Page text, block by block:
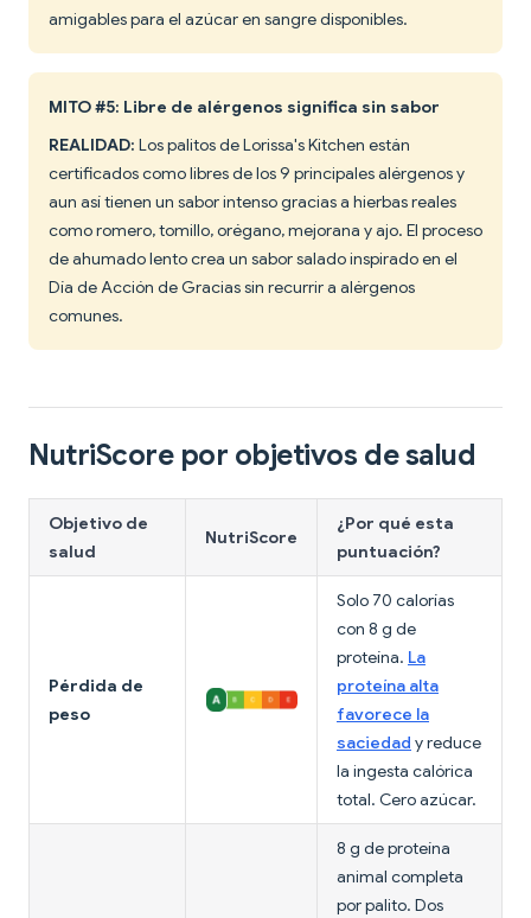
amigables para el azúcar en sangre disponibles.
MITO #5: Libre de alérgenos significa sin sabor
REALIDAD: Los palitos de Lorissa's Kitchen están
certificados como libres de los 9 principales alérgenos y
aun así tienen un sabor intenso gracias a hierbas reales
como romero, tomillo, orégano, mejorana y ajo. El proceso
de ahumado lento crea un sabor salado inspirado en el
Día de Acción de Gracias sin recurrir a alérgenos
comunes.
NutriScore por objetivos de salud
Objetivo de
salud
NutriScore
¿Por qué esta
puntuación?
Pérdida de
peso
Solo 70 calorías
con 8 g de
proteína. La
proteína alta
favorece la
saciedad y reduce
la ingesta calórica
total. Cero azúcar.
8 g de proteína
animal completa
por palito. Dos